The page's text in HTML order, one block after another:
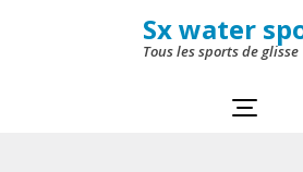
Sx water
Tous les sports de glisse